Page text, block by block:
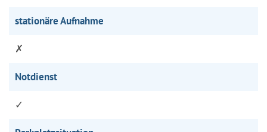
stationäre Aufnahme
✗
Notdienst
✓